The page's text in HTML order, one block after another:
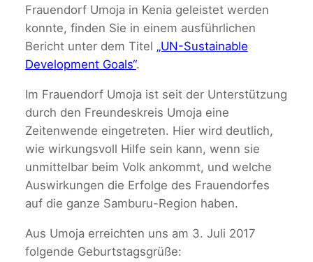
Frauendorf Umoja in Kenia geleistet werden
konnte, finden Sie in einem ausführlichen
Bericht unter dem Titel „UN-Sustainable
Development Goals“.
Im Frauendorf Umoja ist seit der Unterstützung
durch den Freundeskreis Umoja eine
Zeitenwende eingetreten. Hier wird deutlich,
wie wirkungsvoll Hilfe sein kann, wenn sie
unmittelbar beim Volk ankommt, und welche
Auswirkungen die Erfolge des Frauendorfes
auf die ganze Samburu-Region haben.
Aus Umoja erreichten uns am 3. Juli 2017
folgende Geburtstagsgrüße: